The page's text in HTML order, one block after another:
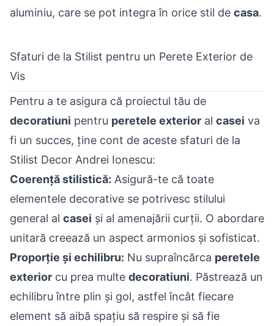
aluminiu, care se pot integra în orice stil de casa.
Sfaturi de la Stilist pentru un Perete Exterior de
Vis
Pentru a te asigura că proiectul tău de
decoratiuni pentru peretele exterior al casei va
fi un succes, ține cont de aceste sfaturi de la
Stilist Decor Andrei Ionescu:
Coerență stilistică: Asigură-te că toate
elementele decorative se potrivesc stilului
general al casei și al amenajării curții. O abordare
unitară creează un aspect armonios și sofisticat.
Proporție și echilibru: Nu supraîncărca peretele
exterior cu prea multe decoratiuni. Păstrează un
echilibru între plin și gol, astfel încât fiecare
element să aibă spațiu să respire și să fie